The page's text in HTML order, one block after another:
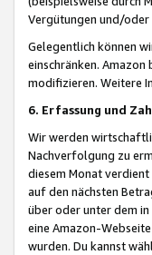
Vergütungen und/
Gelegentlich können
einschränken.
modifizieren. Weitere
6. Erfassung und
Wir werden
Nachverfolgung zu
diesem Monat
auf den nächsten
über oder unter dem
eine Amazon-
wurden. Du kannst